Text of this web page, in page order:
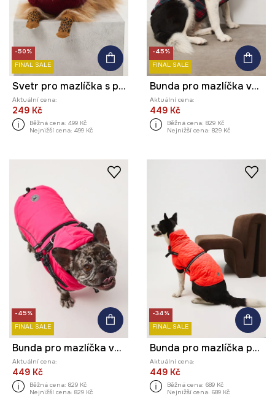
-50%
FINAL SALE
Svetr pro mazlíčka s pletenou vazbou
Aktuální cena:
249 Kč
Běžná cena: 499 Kč
Nejnižší cena: 499 Kč
-45%
FINAL SALE
Bunda pro mazlíčka voděodolný povrch
Aktuální cena:
449 Kč
Běžná cena: 829 Kč
Nejnižší cena: 829 Kč
-45%
FINAL SALE
Bunda pro mazlíčka voděodolný povrch
Aktuální cena:
449 Kč
Běžná cena: 829 Kč
Nejnižší cena: 829 Kč
-34%
FINAL SALE
Bunda pro mazlíčka prošívaná
Aktuální cena:
449 Kč
Běžná cena: 689 Kč
Nejnižší cena: 689 Kč